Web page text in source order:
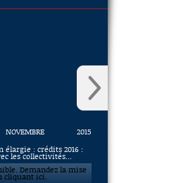
NOVEMBRE
2015
élargie : crédits 2016 :
les collectivités...
Demandez la mise
cliquant ici.